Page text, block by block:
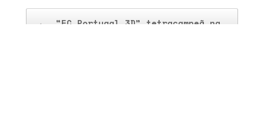
← “FC Portugal 3D” tetracampeã na…